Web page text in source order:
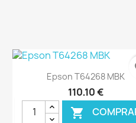
Ver+
Epson T64268 MBK
110,10 €
